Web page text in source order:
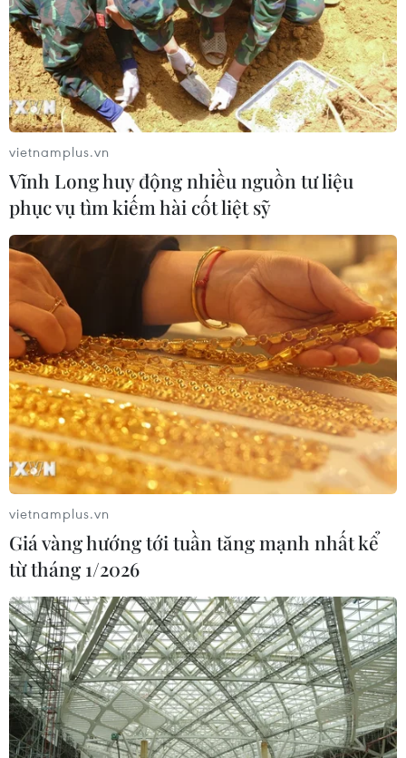
vietnamplus.vn
Vĩnh Long huy động nhiều nguồn tư liệu
phục vụ tìm kiếm hài cốt liệt sỹ
vietnamplus.vn
Giá vàng hướng tới tuần tăng mạnh nhất kể
từ tháng 1/2026